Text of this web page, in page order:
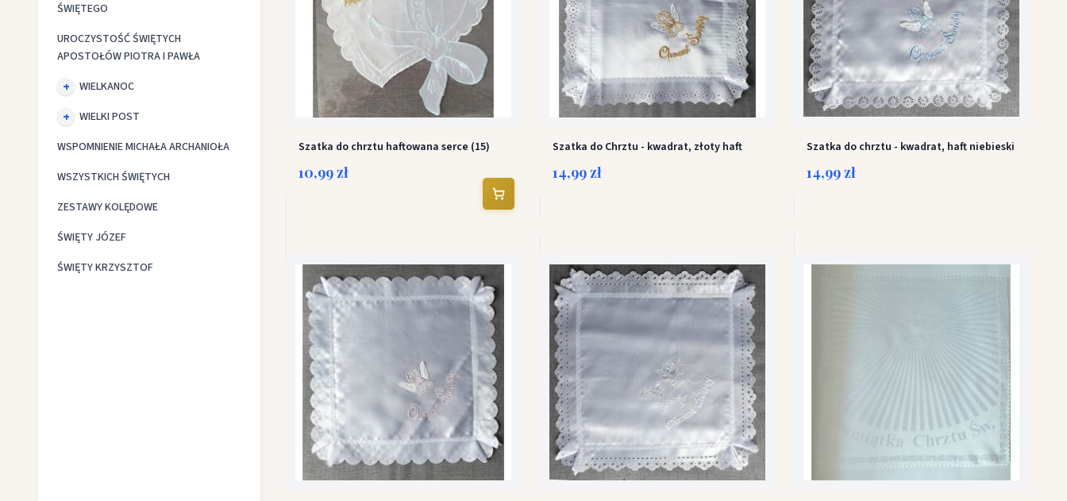
ŚWIĘTEGO
UROCZYSTOŚĆ ŚWIĘTYCH
APOSTOŁÓW PIOTRA I PAWŁA
WIELKANOC
WIELKI POST
WSPOMNIENIE MICHAŁA ARCHANIOŁA
WSZYSTKICH ŚWIĘTYCH
ZESTAWY KOLĘDOWE
ŚWIĘTY JÓZEF
ŚWIĘTY KRZYSZTOF
Szatka do chrztu haftowana serce (15)
10,99 zł
Szatka do Chrztu - kwadrat, złoty haft
14,99 zł
Szatka do chrztu - kwadrat, haft niebieski
14,99 zł